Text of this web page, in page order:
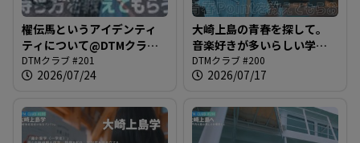
櫂伝馬というアイデンティ
ティについて@DTMクラブ
#201
DTMクラブ #201
2026/07/24
大崎上島の青春を探して。
音楽好きが多いらしい学内
を散策@DTMクラブ #200
DTMクラブ #200
2026/07/17